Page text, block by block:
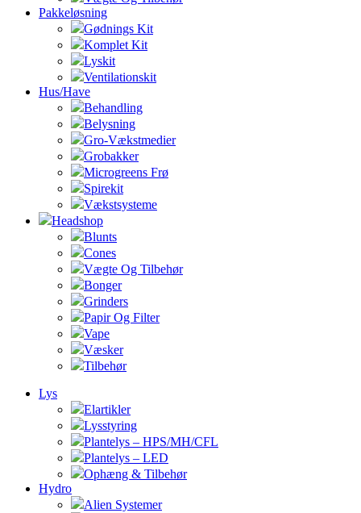
Pakkeløsning
Gødnings Kit
Komplet Kit
Lyskit
Ventilationskit
Hus/Have
Behandling
Belysning
Gro-Vækstmedier
Grobakker
Microgreens Frø
Spirekit
Vækstsysteme
Headshop
Blunts
Cones
Vægte Og Tilbehør
Bonger
Grinders
Papir Og Filter
Vape
Væsker
Tilbehør
Lys
Elartikler
Lysstyring
Plantelys – HPS/MH/CFL
Plantelys – LED
Ophæng & Tilbehør
Hydro
Alien Systemer